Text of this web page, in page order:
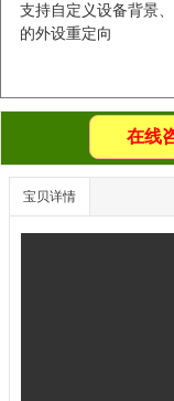
支持自定义设备背景
的外设重定向
宝贝详情
在线